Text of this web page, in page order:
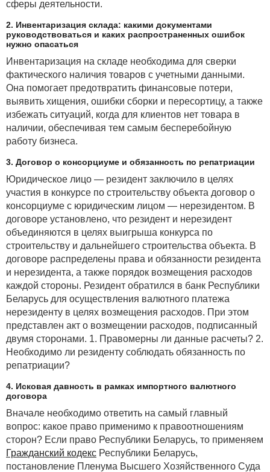
сферы деятельности.
2. Инвентаризация склада: какими документами
руководствоваться и каких распространенных ошибок
нужно опасаться
Инвентаризация на складе необходима для сверки
фактического наличия товаров с учетными данными.
Она помогает предотвратить финансовые потери,
выявить хищения, ошибки сборки и пересортицу, а также
избежать ситуаций, когда для клиентов нет товара в
наличии, обеспечивая тем самым бесперебойную
работу бизнеса.
3. Договор о консорциуме и обязанность по репатриации
Юридическое лицо — резидент заключило в целях
участия в конкурсе по строительству объекта договор о
консорциуме с юридическим лицом — нерезидентом. В
договоре установлено, что резидент и нерезидент
объединяются в целях выигрыша конкурса по
строительству и дальнейшего строительства объекта. В
договоре распределены права и обязанности резидента
и нерезидента, а также порядок возмещения расходов
каждой стороны. Резидент обратился в банк Республики
Беларусь для осуществления валютного платежа
нерезиденту в целях возмещения расходов. При этом
представлен акт о возмещении расходов, подписанный
двумя сторонами. 1. Правомерны ли данные расчеты? 2.
Необходимо ли резиденту соблюдать обязанность по
репатриации?
4. Исковая давность в рамках импортного валютного
договора
Вначале необходимо ответить на самый главный
вопрос: какое право применимо к правоотношениям
сторон? Если право Республики Беларусь, то применяем
Гражданский кодекс Республики Беларусь,
постановление Пленума Высшего Хозяйственного Суда